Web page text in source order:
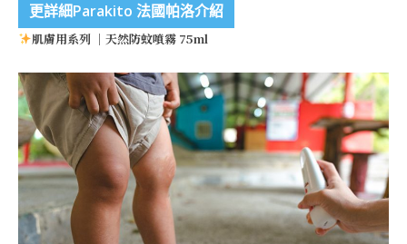
更詳細Parakito 法國帕洛介紹
肌膚用系列 ｜天然防蚊噴霧 75ml